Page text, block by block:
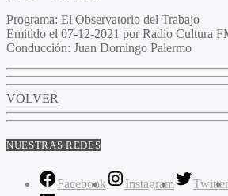
Programa: El Observatorio del Trabajo
Emitido el 07-12-2021 por Radio Cultura
Conducción: Juan Domingo Palermo
VOLVER
NUESTRAS REDES
Facebook Instagram Twitter